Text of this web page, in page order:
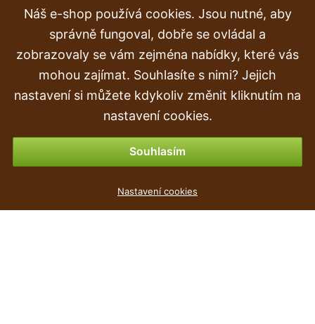
Reklamace
Doprava a doručení
Objednávka
Náš e-shop používá cookies. Jsou nutné, aby
správně fungoval, dobře se ovládal a
zobrazovaly se vám zejména nabídky, které vás
mohou zajímat. Souhlasíte s nimi? Jejich
nastavení si můžete kdykoliv změnit kliknutím na
nastavení cookies.
Souhlasím
Nastavení cookies